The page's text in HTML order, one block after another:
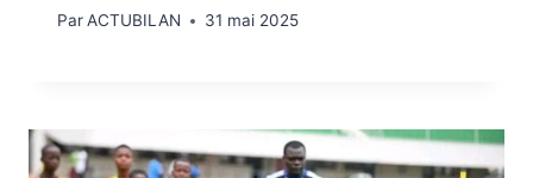
ParACTUBILAN 31 mai 2025